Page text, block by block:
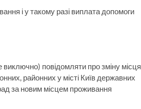
і у такому разі виплата допомоги
повідомляти про зміну місця
районних у місті Київ державних
за новим місцем проживання